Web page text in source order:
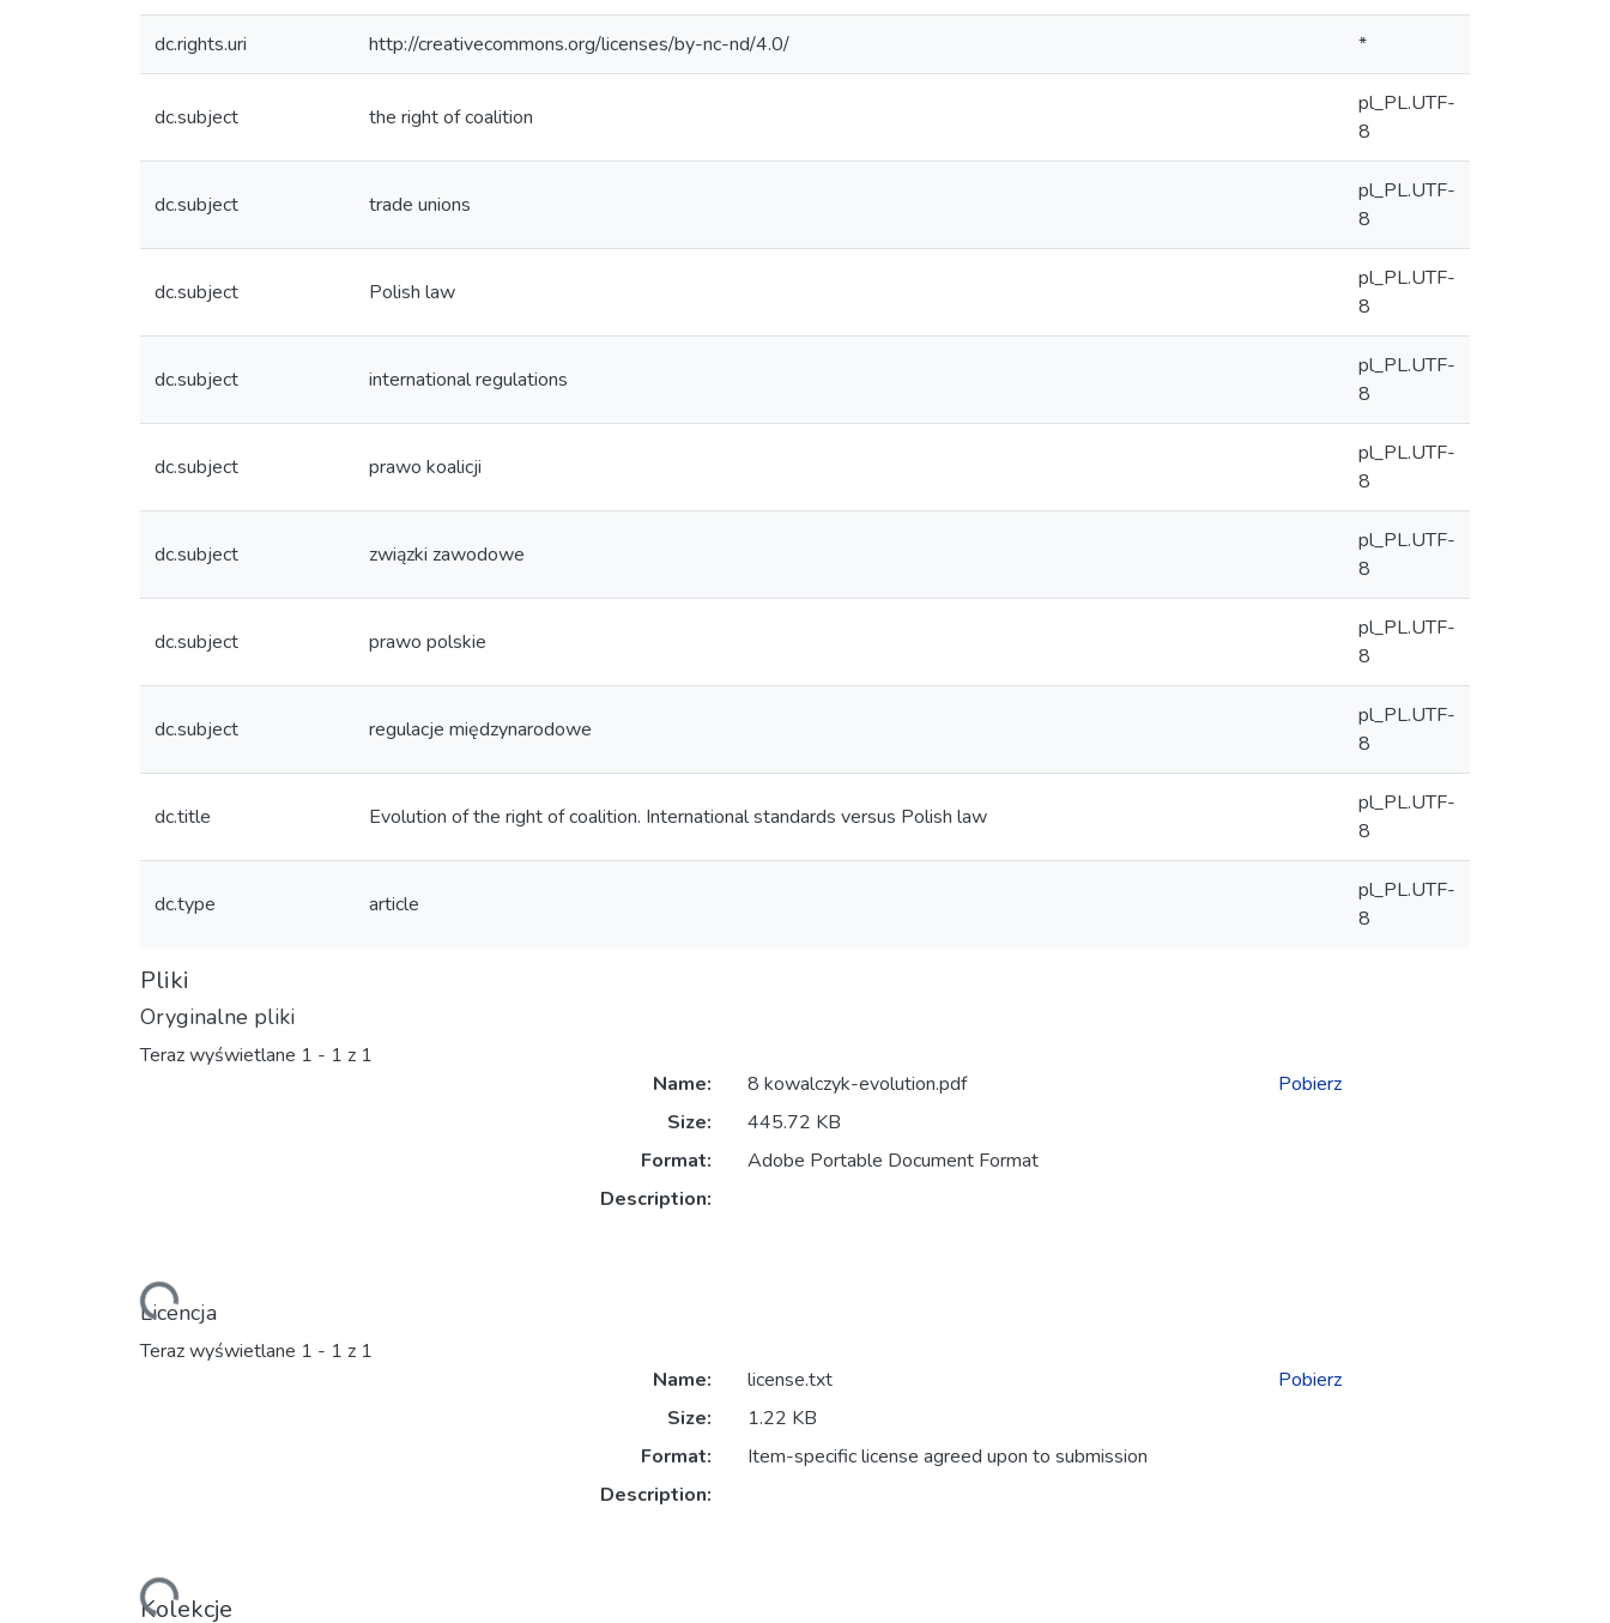
dc.rights.uri http://creativecommons.org/licenses/by-nc-nd/4.0/ *
dc.subject the right of coalition
pl_PL.UTF-
8
dc.subject trade unions
pl_PL.UTF-
8
dc.subject Polish law
pl_PL.UTF-
8
dc.subject international regulations
pl_PL.UTF-
8
dc.subject prawo koalicji
pl_PL.UTF-
8
dc.subject związki zawodowe
pl_PL.UTF-
8
dc.subject prawo polskie
pl_PL.UTF-
8
dc.subject regulacje międzynarodowe
pl_PL.UTF-
8
dc.title Evolution of the right of coalition. International standards versus Polish law
pl_PL.UTF-
8
dc.type article
pl_PL.UTF-
8
Pliki
Oryginalne pliki
Teraz wyświetlane 1 - 1 z 1
Ładowanie...
Name:
8 kowalczyk-evolution.pdf
Size:
445.72 KB
Format:
Adobe Portable Document Format
Description:
Pobierz
Licencja
Teraz wyświetlane 1 - 1 z 1
Ładowanie...
Name:
license.txt
Size:
1.22 KB
Format:
Item-specific license agreed upon to submission
Description:
Pobierz
Kolekcje